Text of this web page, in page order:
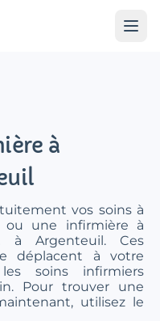
à
vos soins à
ou une infirmière à
à Argenteuil. Ces
déplacent à votre
soins infirmiers
Pour trouver une
utilisez le